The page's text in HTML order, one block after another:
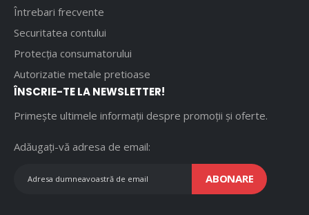
Întrebari frecvente
Securitatea contului
Protecția consumatorului
Autorizatie metale pretioase
ÎNSCRIE-TE LA NEWSLETTER!
Primește ultimele informații despre promoții și oferte.
Adăugați-vă adresa de email:
ABONARE